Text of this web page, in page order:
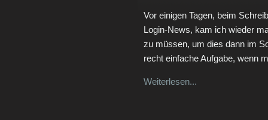
Vor einigen Tagen, beim
Login-News, kam ich wieder
zu müssen, um dies dann im
recht einfache Aufgabe, wenn
Weiterlesen...